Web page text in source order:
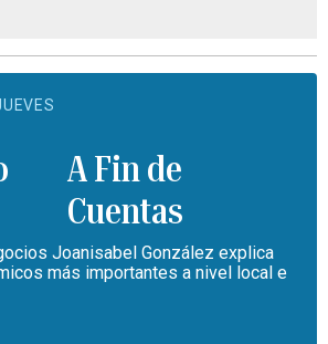
A Fin de
Cuentas
Joanisabel González explica
más importantes a nivel local e